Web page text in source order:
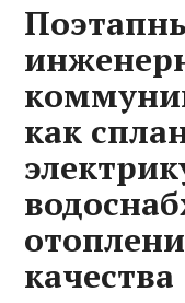
как
качества